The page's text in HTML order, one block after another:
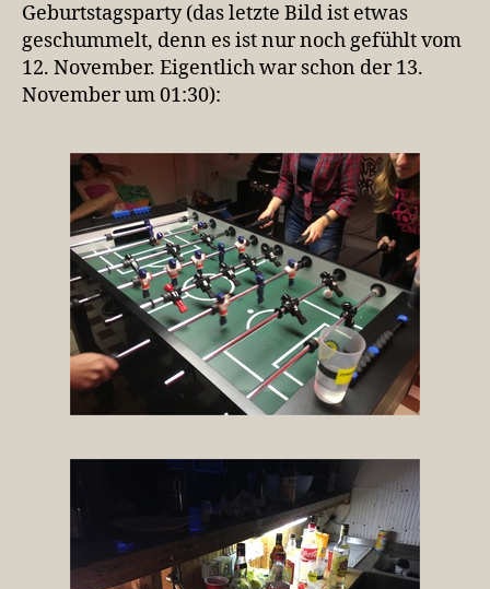
Geburtstagsparty (das letzte Bild ist etwas
geschummelt, denn es ist nur noch gefühlt vom
12. November. Eigentlich war schon der 13.
November um 01:30):